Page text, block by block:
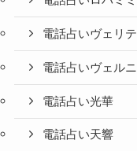
電話占いヴェリテ
電話占いヴェルニ
電話占い光華
電話占い天響